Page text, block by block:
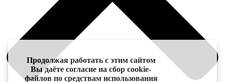
Продолжая работать с этим сайтом
Вы даёте согласие на сбор cookie-
файлов по средствам использования